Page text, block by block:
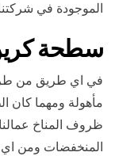
الموجودة في
سطحة
في اي طريق من طرق
مأهولة ومهما كان
ظروف المناخ
المنخفضات ومن